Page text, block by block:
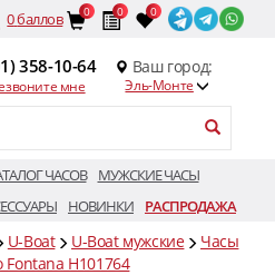
0баллов 0 0 0
358-10-64
мне
Ваш город:
Эль-Монте
ЧАСОВ
МУЖСКИЕ ЧАСЫ
НОВИНКИ РАСПРОДАЖА
U-Boat U-Boat мужские
Часы
Fontana H101764